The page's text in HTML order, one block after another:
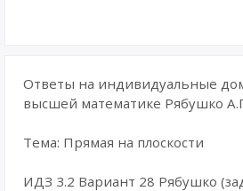
Ответы на индивидуальные
высшей математике Рябушко
Тема: Прямая на плоскости
ИДЗ 3.2 Вариант 28 Рябушко